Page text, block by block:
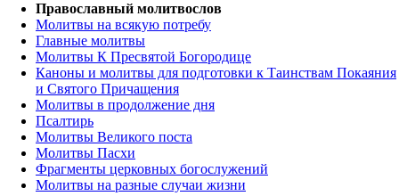
Православный молитвослов
Молитвы на всякую потребу
Главные молитвы
Молитвы К Пресвятой Богородице
Каноны и молитвы для подготовки к Таинствам Покаяния
и Святого Причащения
Молитвы в продолжение дня
Псалтирь
Молитвы Великого поста
Молитвы Пасхи
Фрагменты церковных богослужений
Молитвы на разные случаи жизни